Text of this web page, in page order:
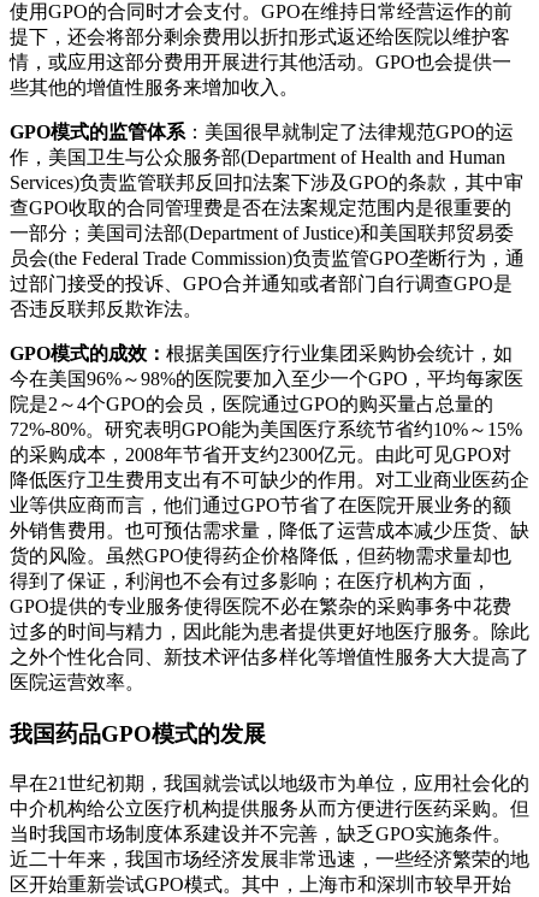
使用GPO的合同时才会支付。GPO在维持日常经营运作的前
提下，还会将部分剩余费用以折扣形式返还给医院以维护客
情，或应用这部分费用开展进行其他活动。GPO也会提供一
些其他的增值性服务来增加收入。
GPO模式的监管体系 ：美国很早就制定了法律规范GPO的运
作，美国卫生与公众服务部(Department of Health and Human
Services)负责监管联邦反回扣法案下涉及GPO的条款，其中审
查GPO收取的合同管理费是否在法案规定范围内是很重要的
一部分；美国司法部(Department of Justice)和美国联邦贸易委
员会(the Federal Trade Commission)负责监管GPO垄断行为，通
过部门接受的投诉、GPO合并通知或者部门自行调查GPO是
否违反联邦反欺诈法。
GPO模式的成效： 根据美国医疗行业集团采购协会统计，如
今在美国96%～98%的医院要加入至少一个GPO，平均每家医
院是2～4个GPO的会员，医院通过GPO的购买量占总量的
72%-80%。研究表明GPO能为美国医疗系统节省约10%～15%
的采购成本，2008年节省开支约2300亿元。由此可见GPO对
降低医疗卫生费用支出有不可缺少的作用。对工业商业医药企
业等供应商而言，他们通过GPO节省了在医院开展业务的额
外销售费用。也可预估需求量，降低了运营成本减少压货、缺
货的风险。虽然GPO使得药企价格降低，但药物需求量却也
得到了保证，利润也不会有过多影响；在医疗机构方面，
GPO提供的专业服务使得医院不必在繁杂的采购事务中花费
过多的时间与精力，因此能为患者提供更好地医疗服务。除此
之外个性化合同、新技术评估多样化等增值性服务大大提高了
医院运营效率。
我国药品GPO模式的发展
早在21世纪初期，我国就尝试以地级市为单位，应用社会化的
中介机构给公立医疗机构提供服务从而方便进行医药采购。但
当时我国市场制度体系建设并不完善，缺乏GPO实施条件。
近二十年来，我国市场经济发展非常迅速，一些经济繁荣的地
区开始重新尝试GPO模式。其中，上海市和深圳市较早开始